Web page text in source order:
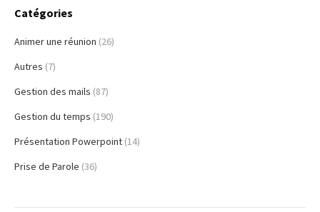
Catégories
Animer une réunion (26)
Autres (7)
Gestion des mails (87)
Gestion du temps (190)
Présentation Powerpoint (14)
Prise de Parole (36)